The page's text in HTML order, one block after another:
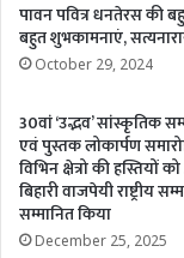
पावन पवित्र धनतेरस की
बहुत शुभकामनाएं,
October 29, 2024
30वां ‘उद्भव’ सांस्कृतिक
एवं पुस्तक लोकार्पण
विभिन क्षेत्रो की हस्तियों
बिहारी वाजपेयी राष्ट्रीय
सम्मानित किया
December 25, 2025